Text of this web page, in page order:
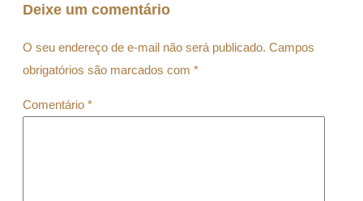
Deixe um comentário
O seu endereço de e-mail não será publicado. Campos
obrigatórios são marcados com *
Comentário *